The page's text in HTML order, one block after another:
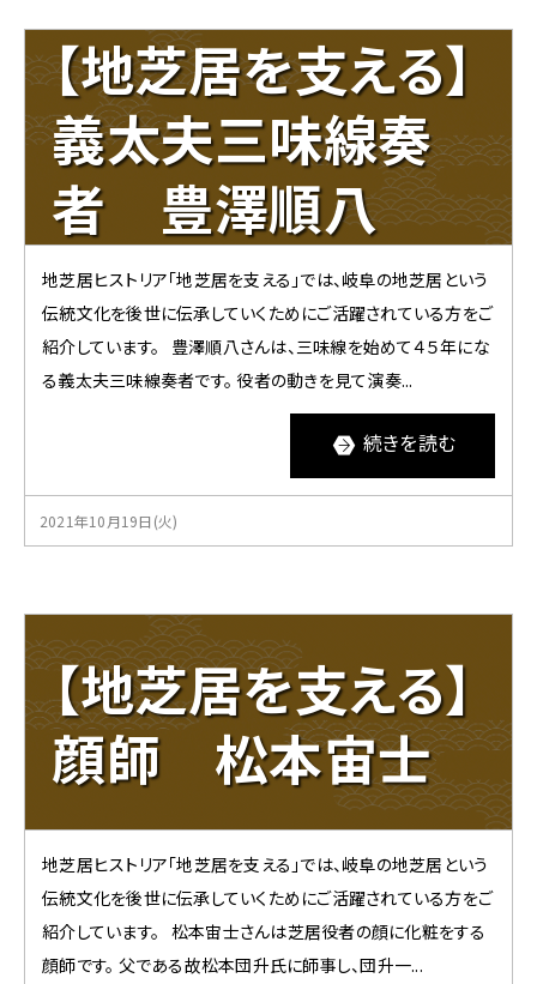
【地芝居を支える】
義太夫三味線奏
者 豊澤順八
地芝居ヒストリア「地芝居を支える」では、岐阜の地芝居という
伝統文化を後世に伝承していくためにご活躍されている方をご
紹介しています。 豊澤順八さんは、三味線を始めて４５年にな
る義太夫三味線奏者です。 役者の動きを見て演奏...
続きを読む
2021年10月19日(火)
【地芝居を支える】
顔師 松本宙士
地芝居ヒストリア「地芝居を支える」では、岐阜の地芝居という
伝統文化を後世に伝承していくためにご活躍されている方をご
紹介しています。 松本宙士さんは芝居役者の顔に化粧をする
顔師です。 父である故松本団升氏に師事し、団升一...